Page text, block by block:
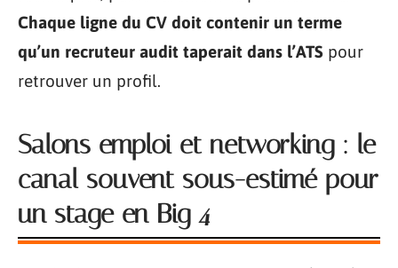
Chaque ligne du CV doit contenir un terme
qu’un recruteur audit taperait dans l’ATS pour
retrouver un profil.
Salons emploi et networking : le
canal souvent sous-estimé pour
un stage en Big 4